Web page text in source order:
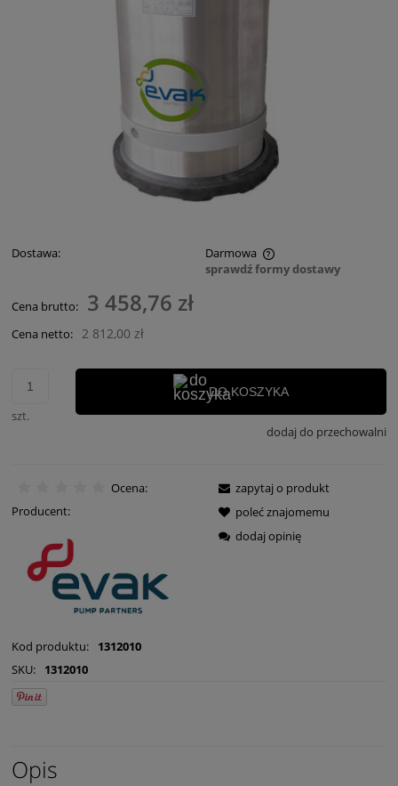
Dostawa:
Darmowa
Cena nie zawiera ewentualnych kosztów płatności
sprawdź formy dostawy
Cena brutto: 3 458,76 zł
Cena netto: 2 812,00 zł
szt.
DO KOSZYKA
dodaj do przechowalni
Ocena:
Producent:
Kod produktu:
1312010
SKU:
1312010
zapytaj o produkt
poleć znajomemu
dodaj opinię
Opis